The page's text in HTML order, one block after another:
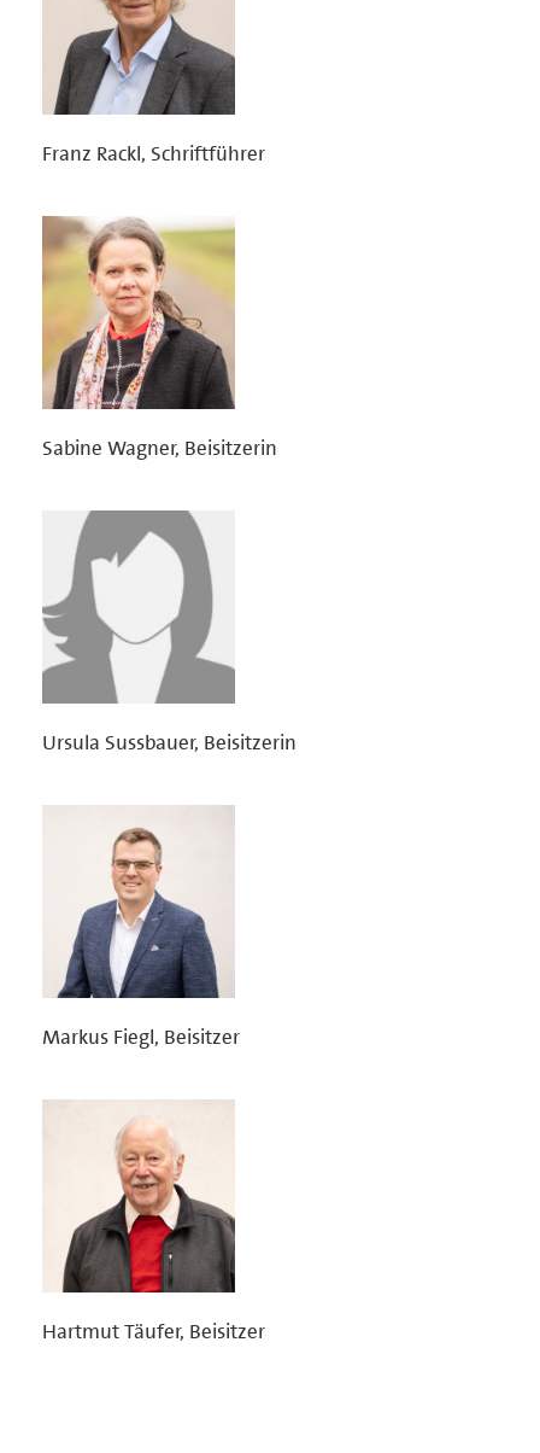
Franz Rackl, Schriftführer
Sabine Wagner, Beisitzerin
Ursula Sussbauer, Beisitzerin
Markus Fiegl, Beisitzer
Hartmut Täufer, Beisitzer